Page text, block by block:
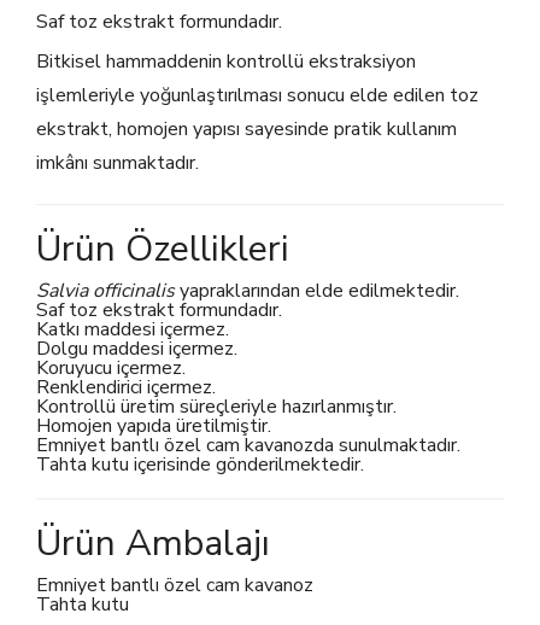
Saf toz ekstrakt formundadır.
Bitkisel hammaddenin kontrollü ekstraksiyon
işlemleriyle yoğunlaştırılması sonucu elde edilen toz
ekstrakt, homojen yapısı sayesinde pratik kullanım
imkânı sunmaktadır.
Ürün Özellikleri
Salvia officinalisyapraklarından elde edilmektedir.
Saf toz ekstrakt formundadır.
Katkı maddesi içermez.
Dolgu maddesi içermez.
Koruyucu içermez.
Renklendirici içermez.
Kontrollü üretim süreçleriyle hazırlanmıştır.
Homojen yapıda üretilmiştir.
Emniyet bantlı özel cam kavanozda sunulmaktadır.
Tahta kutu içerisinde gönderilmektedir.
Ürün Ambalajı
Emniyet bantlı özel cam kavanoz
Tahta kutu